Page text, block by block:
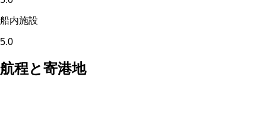
船内施設
5.0
航程と寄港地